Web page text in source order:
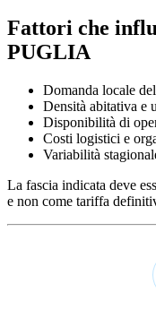
Fattori che
PUGLIA
Domanda locale
Densità abitativa e
Disponibilità di
Costi logistici e
Variabilità
La fascia indicata deve
e non come tariffa